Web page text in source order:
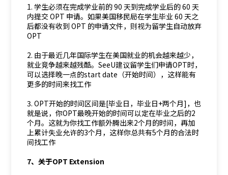
1. 学生必须在完成学业前的 90 天到完成学业后的 60 天
内提交 OPT 申请。如果美国移民局在学生毕业 60 天之
后都没有收到 OPT 的申请文件，则视为留学生自动放弃
OPT
2. 由于最近几年国际学生在美国就业的机会越来越少，
就业竞争越来越残酷。SeeU建议留学生们申请OPT时，
可以选择晚一点的start date（开始时间），这样能有
更多的时间来找工作
3. OPT开始的时间区间是[毕业日，毕业日+两个月]，也
就是说，你OPT最晚开始的时间可以定在毕业之后的2
个月。这就为你找工作额外腾出来2个月的时间，再加
上累计失业允许的3个月，这样你总共有5个月的合法时
间找工作
7、关于OPT Extension